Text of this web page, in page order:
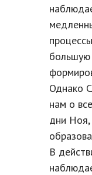
большую
Однако
нам о
дни Ноя,
В